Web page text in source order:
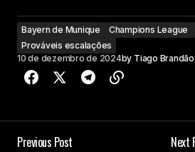
Bayern de Munique Champions League
Prováveis escalações
10 de dezembro de 2024by Tiago Brandão
Previous Post
Next